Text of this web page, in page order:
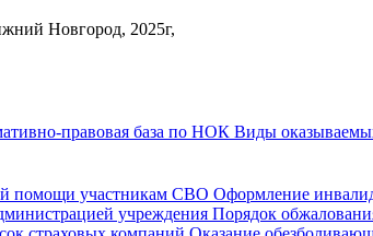
Новгород, 2025г,
правовая база по НОК Виды
помощи участникам СВО Оформление
учреждения Порядок